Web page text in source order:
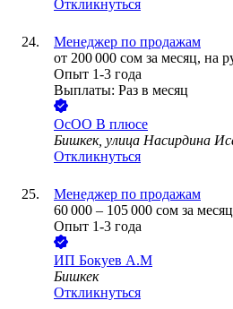
Откликнуться
Менеджер по продажам
от 200 000 сом за месяц, на
Опыт 1-3 года
Выплаты: Раз в месяц
ОсОО В плюсе
Бишкек, улица Насирдина
Откликнуться
Менеджер по продажам
60 000 – 105 000 сом за
Опыт 1-3 года
ИП Бокуев А.М
Бишкек
Откликнуться